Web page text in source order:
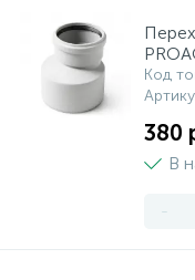
Код
380
В
-